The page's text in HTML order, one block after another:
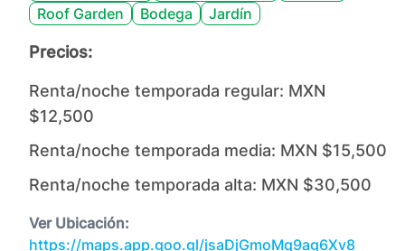
Roof Garden
Bodega Jardín
Precios:
Renta/noche temporada regular: MXN
$12,500
Renta/noche temporada media: MXN $15,500
Renta/noche temporada alta: MXN $30,500
Ver Ubicación:
https://maps.app.goo.gl/jsaDjGmoMq9ag6Xv8